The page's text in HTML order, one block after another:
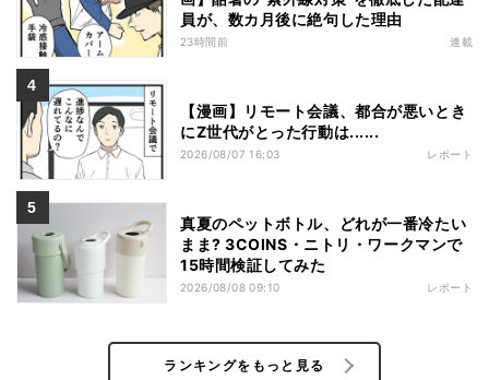
員が、数カ月後に絶句した理由
23時間前 連載
【漫画】リモート会議、都合が悪いとき
にZ世代がとった行動は......
2026/08/07 16:03 レポート
真夏のペットボトル、どれが一番冷たい
まま? 3COINS・ニトリ・ワークマンで
15時間検証してみた
2026/08/08 09:10 レポート
ランキングをもっと見る